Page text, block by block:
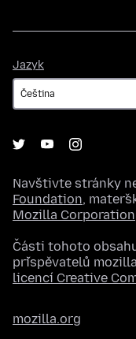
Jazyk
Navštivte stránky
Foundation,
Mozilla Corporation
Části tohoto
přispěvatelů
licencí Creative
mozilla.org